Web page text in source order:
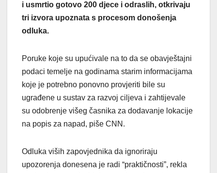
i usmrtio gotovo 200 djece i odraslih, otkrivaju
tri izvora upoznata s procesom donošenja
odluka.
Poruke koje su upućivale na to da se obavještajni
podaci temelje na godinama starim informacijama
koje je potrebno ponovno provjeriti bile su
ugrađene u sustav za razvoj ciljeva i zahtijevale
su odobrenje višeg časnika za dodavanje lokacije
na popis za napad, piše CNN.
Odluka viših zapovjednika da ignoriraju
upozorenja donesena je radi “praktičnosti”, rekla